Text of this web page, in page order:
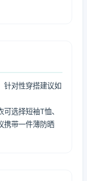
针对性穿搭建议如
选择短袖T恤、
携带一件薄防晒